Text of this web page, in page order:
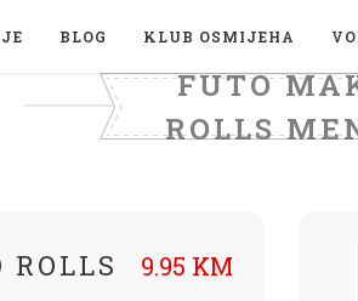
BLOG KLUB OSMIJEHA
FUTO
ROLLS
9.95 KM